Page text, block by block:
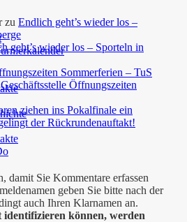
zu Endlich geht’s wieder los –
geht’s wieder los – Sporteln in
Sommerferien – TuS
Geschäftsstelle Öffnungszeiten
ziehen ins Pokalfinale ein
der Rückrundenauftakt!
damit Sie Kommentare erfassen
geben Sie bitte nach der
auch Ihren Klarnamen an.
können, werden